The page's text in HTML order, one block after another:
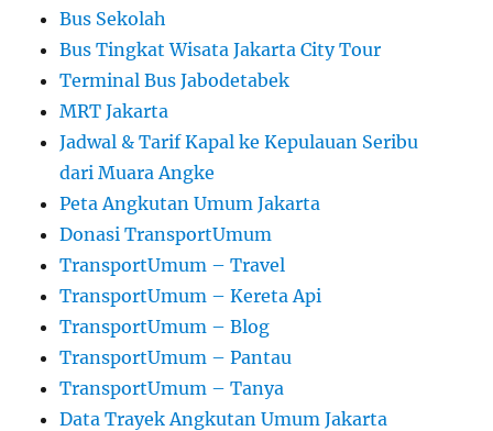
Bus Sekolah
Bus Tingkat Wisata Jakarta City Tour
Terminal Bus Jabodetabek
MRT Jakarta
Jadwal & Tarif Kapal ke Kepulauan Seribu
dari Muara Angke
Peta Angkutan Umum Jakarta
Donasi TransportUmum
TransportUmum – Travel
TransportUmum – Kereta Api
TransportUmum – Blog
TransportUmum – Pantau
TransportUmum – Tanya
Data Trayek Angkutan Umum Jakarta